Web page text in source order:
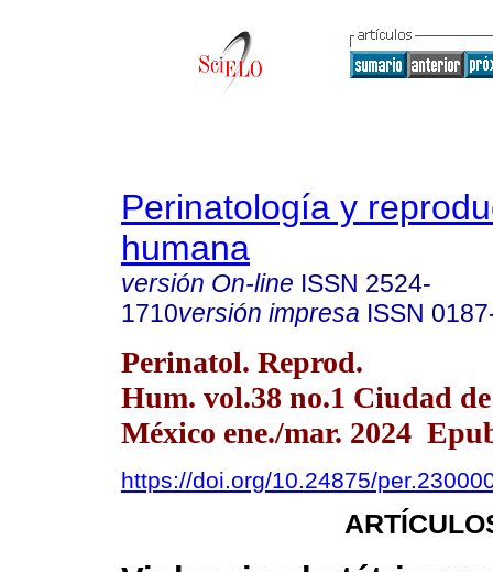
Perinatología y
humana
versión On-line ISSN 2524-
1710versión impresa ISSN
Perinatol. Reprod.
Hum. vol.38 no.1 Ciudad de
México ene./mar. 2024
https://doi.org/10.24875/